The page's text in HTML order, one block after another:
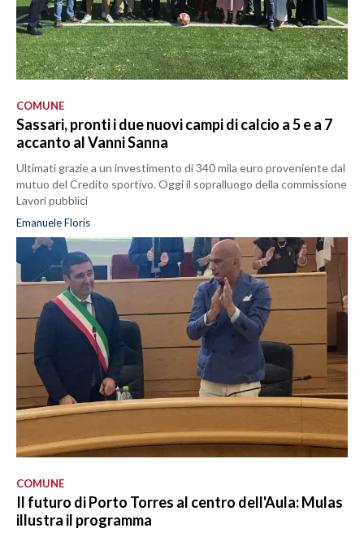
COMUNE
Sassari, pronti i due nuovi campi di calcio a 5 e a 7
accanto al Vanni Sanna
Ultimati grazie a un investimento di 340 mila euro proveniente dal
mutuo del Credito sportivo. Oggi il sopralluogo della commissione
Lavori pubblici
Emanuele Floris
COMUNE
Il futuro di Porto Torres al centro dell'Aula: Mulas
illustra il programma